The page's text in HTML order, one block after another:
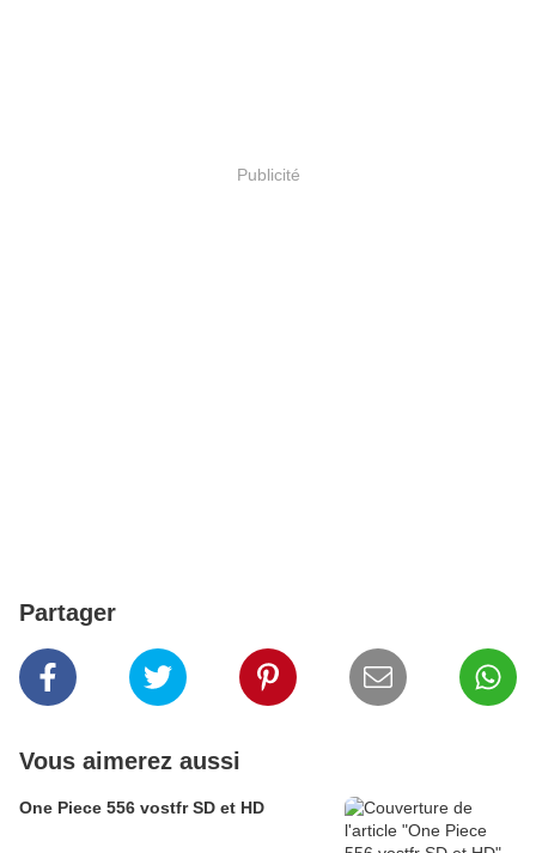
Publicité
Partager
Vous aimerez aussi
One Piece 556 vostfr SD et HD